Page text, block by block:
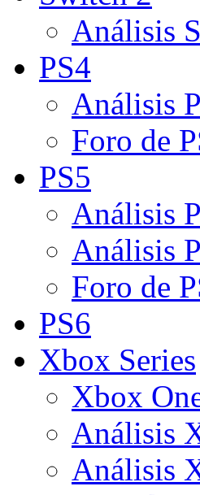
Análisis
PS4
Análisis
Foro de
PS5
Análisis
Análisis
Foro de
PS6
Xbox Series
Xbox
Análisis
Análisis